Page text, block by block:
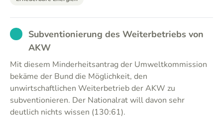
EXCUSED
Subventionierung des Weiterbetriebs von
AKW
Mit diesem Minderheitsantrag der Umweltkommission
bekäme der Bund die Möglichkeit, den
unwirtschaftlichen Weiterbetrieb der AKW zu
subventionieren. Der Nationalrat will davon sehr
deutlich nichts wissen (130:61).